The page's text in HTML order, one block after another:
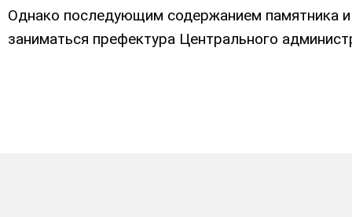
Однако последующим содержанием памятника
заниматься префектура Центрального